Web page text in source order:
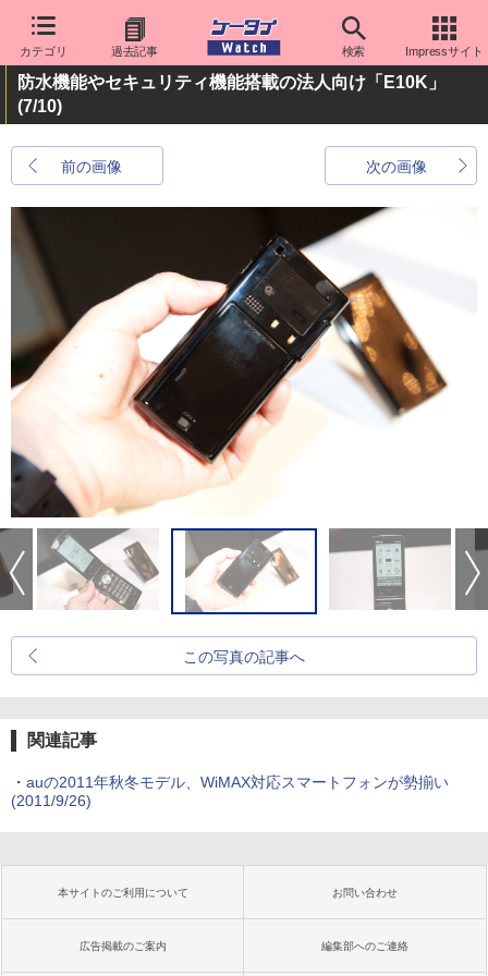
カテゴリ 過去記事 検索 Impressサイト
防水機能やセキュリティ機能搭載の法人向け「E10K」
(7/10)
前の画像 次の画像
この写真の記事へ
関連記事
・ auの2011年秋冬モデル、WiMAX対応スマートフォンが勢揃い
(2011/9/26)
本サイトのご利用について お問い合わせ
広告掲載のご案内 編集部へのご連絡